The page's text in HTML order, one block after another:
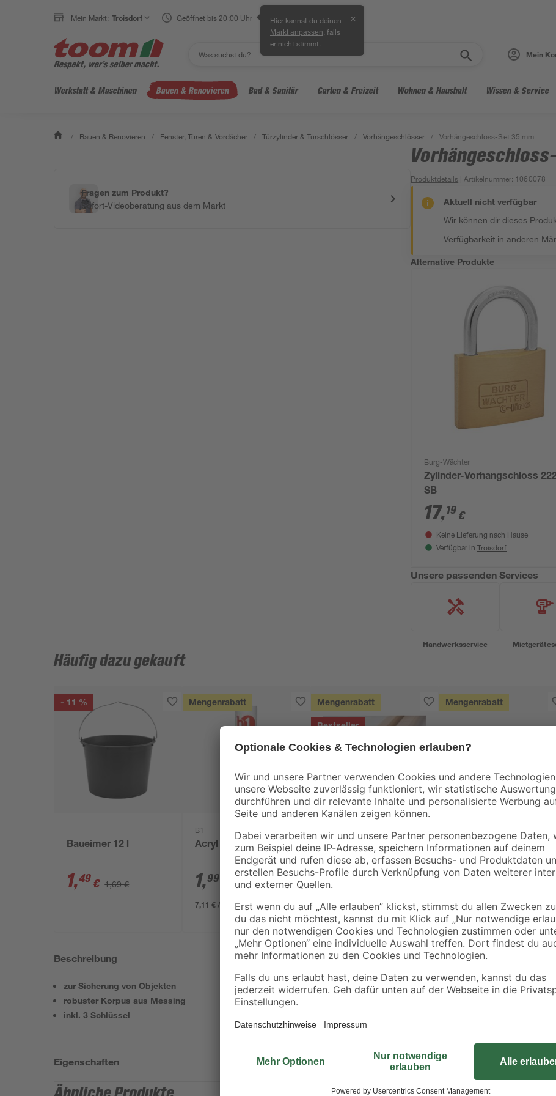
Mein Markt: Troisdorf Geöffnet bis 20:00 Uhr Hier kannst du deinen
Markt anpassen , falls
er nicht stimmt.
✕
Mein
Werkstatt & Maschinen Bauen & Renovieren Bad & Sanitär Garten & Freizeit Wohnen & Haushalt Wissen & Service
/ Bauen & Renovieren / Fenster, Türen & Vordächer / Türzylinder & Türschlösser / Vorhängeschlösser / Vorhängeschloss-Set 35 mm
Fragen zum Produkt?
Sofort-Videoberatung aus dem Markt
Produktdetails | Artikelnummer: 1060078
Aktuell nicht verfügbar
Wir können dir dieses
Verfügbarkeit in anderen
Alternative Produkte
Burg-Wächter
Zylinder-Vorhangschloss
SB
17,19 €
Keine Lieferung nach Hause
Verfügbar in Troisdorf
Unsere passenden Services
Handwerksservice
Häufig dazu gekauft
- 11 %
Baueimer 12 l
1,49 € 1,69 €
Mengenrabatt
B1
Acryl weiß 280 ml
1,99
7,11 € / Liter
Mengenrabatt
Bestseller
binderholz
Latte sägerau 2000 x
48 x 24 mm
1,78
0,89 € / Meter
Mengenrabatt
Kronospan
OSB3-Verlegeplatte
'Cityboard'
ungeschliffen 1690 x
5,99
6,41 € / Pack
Beschreibung
zur Sicherung von Objekten
robuster Korpus aus Messing
inkl. 3 Schlüssel
Das hochwertige Burgwächter
begeistert durch seine robusten
aber auch beim stahlharten Bügel.
Eigenschaften